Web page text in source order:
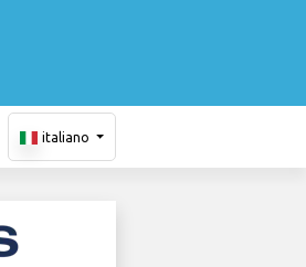
italiano